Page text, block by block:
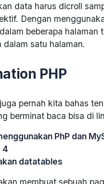
data harus dicroll
Dengan
beberapa halaman
satu halaman.
PHP
pernah kita bahas
berminat baca bisa di
PhP dan
4
datatables
membuat sebuah